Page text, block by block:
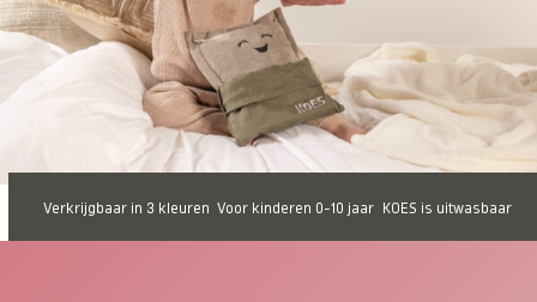
Verkrijgbaar in 3 kleuren Voor kinderen 0-10 jaar KOES is uitwasbaar